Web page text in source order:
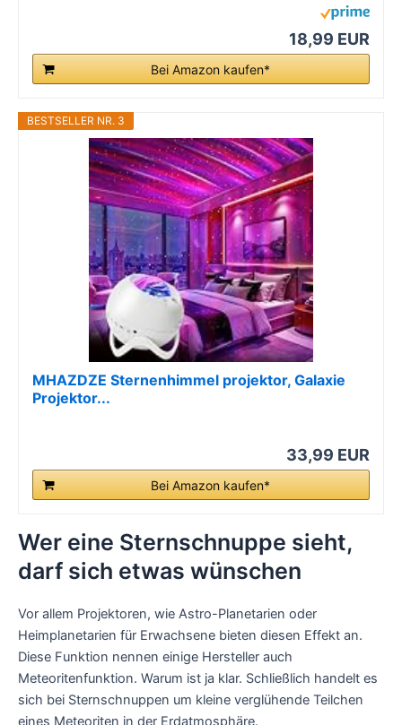
18,99 EUR
Bei Amazon kaufen*
BESTSELLER NR. 3
MHAZDZE Sternenhimmel projektor, Galaxie
Projektor...
33,99 EUR
Bei Amazon kaufen*
Wer eine Sternschnuppe sieht,
darf sich etwas wünschen
Vor allem Projektoren, wie Astro-Planetarien oder
Heimplanetarien für Erwachsene bieten diesen Effekt an.
Diese Funktion nennen einige Hersteller auch
Meteoritenfunktion. Warum ist ja klar. Schließlich handelt es
sich bei Sternschnuppen um kleine verglühende Teilchen
eines Meteoriten in der Erdatmosphäre.